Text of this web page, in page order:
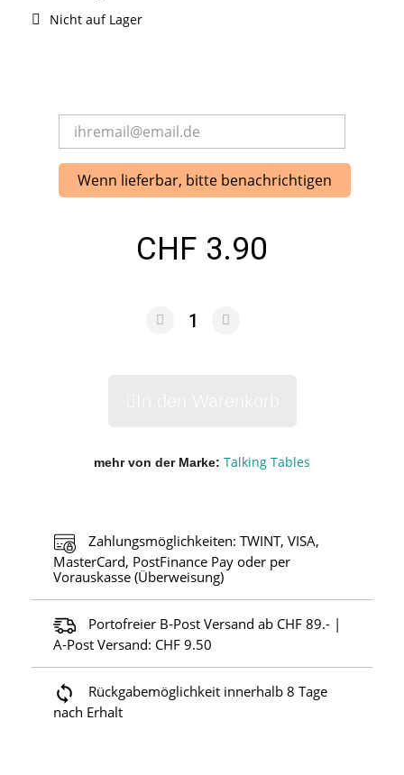
Nicht auf Lager
Wenn lieferbar, bitte benachrichtigen
CHF 3.90
mehr von der Marke Talking Tables
Zahlungsmöglichkeiten: TWINT, VISA,
MasterCard, PostFinance Pay oder per
Vorauskasse (Überweisung)
Portofreier B-Post Versand ab CHF 89.- |
A-Post Versand: CHF 9.50
Rückgabemöglichkeit innerhalb 8 Tage
nach Erhalt